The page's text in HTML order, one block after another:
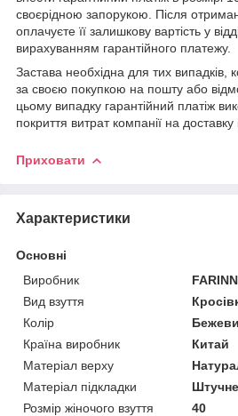
своєрідною запорукою. Після
оплачуєте її залишкову вартість у
вирахуванням гарантійного платежу.
Застава необхідна для тих випадків,
за своєю покупкою на пошту або
цьому випадку гарантійний платіж
покриття витрат компанії на доставку
Приховати
Характеристики
Основні
Виробник
Вид взуття
Колір
Країна виробник
Китай
Матеріал верху
Матеріал підкладки
Розмір жіночого взуття
40